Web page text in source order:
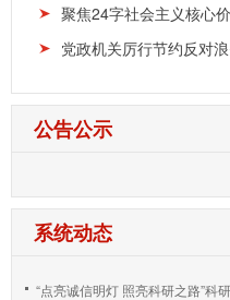
聚焦24字社会主义核心
党政机关厉行节约反对
公告公示
系统动态
“点亮诚信明灯 照亮科研之路”科